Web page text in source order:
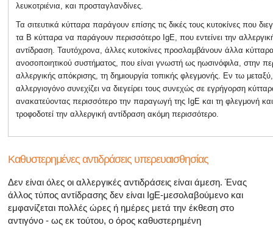
λευκοτριένια, και προσταγλανδίνες.
Τα σιτευτικά κύτταρα παράγουν επίσης τις δικές τους κυτοκίνες που
τα Β κύτταρα να παράγουν περισσότερο IgE, που εντείνει την
αντίδραση. Ταυτόχρονα, άλλες κυτοκίνες προσλαμβάνουν άλλα
ανοσοποιητικού συστήματος, που είναι γνωστή ως ηωσινόφιλα, στην
αλλεργικής απόκρισης, τη δημιουργία τοπικής φλεγμονής. Εν τω
αλλεργιογόνο συνεχίζει να διεγείρει τους συνεχώς σε εγρήγορση
ανακατεύοντας περισσότερο την παραγωγή της IgE και τη φλεγμονή και
τροφοδοτεί την αλλεργική αντίδραση ακόμη περισσότερο.
Καθυστερημένες αντιδράσεις υπερευαισθησίας
Δεν είναι όλες οι αλλεργικές αντιδράσεις είναι άμεση. Ένας
άλλος τύπος αντίδρασης δεν είναι IgE-μεσολαβούμενο και
εμφανίζεται πολλές ώρες ή ημέρες μετά την έκθεση στο
αντιγόνο - ως εκ τούτου, ο όρος καθυστερημένη